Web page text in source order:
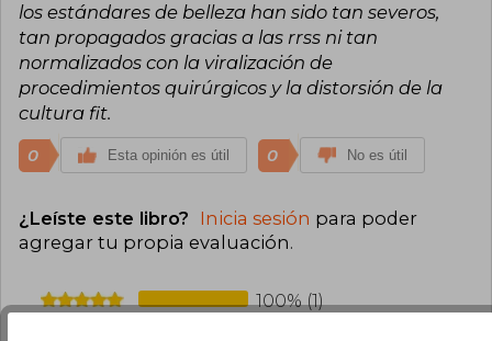
los estándares de belleza han sido tan severos,
tan propagados gracias a las rrss ni tan
normalizados con la viralización de
procedimientos quirúrgicos y la distorsión de la
cultura fit.
0 Esta opinión es útil 0 No es útil
¿Leíste este libro? Inicia sesión para poder
agregar tu propia evaluación.
100% (1)